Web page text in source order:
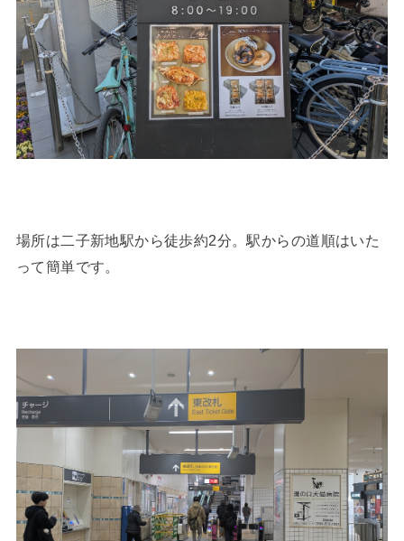
場所は二子新地駅から徒歩約2分。駅からの道順はいた
って簡単です。